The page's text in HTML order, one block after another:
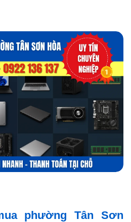
phường Tân Sơn